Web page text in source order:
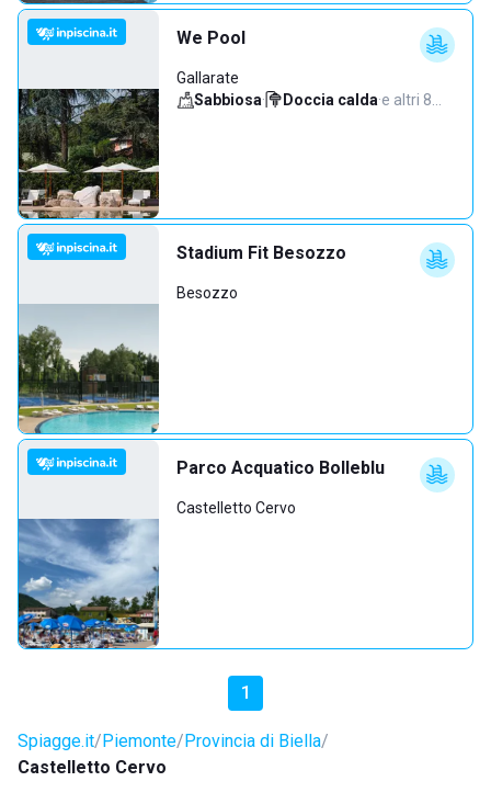
We Pool
Gallarate
Sabbiosa· Doccia calda·e altri 8…
Stadium Fit Besozzo
Besozzo
Parco Acquatico Bolleblu
Castelletto Cervo
1
Spiagge.it Piemonte Provincia di Biella
Castelletto Cervo